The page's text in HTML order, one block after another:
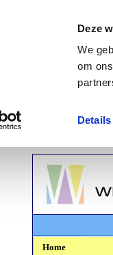
Deze
We
om
Home